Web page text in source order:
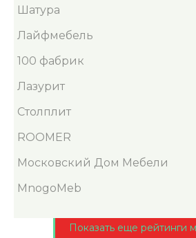
Шатура
Лайфмебель
100 фабрик
Лазурит
Столплит
ROOMER
Московский Дом Мебели
MnogoMeb
Показать еще рейтинги